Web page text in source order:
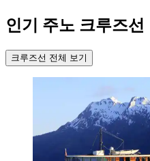
인기 주노 크루즈선
크루즈선 전체 보기